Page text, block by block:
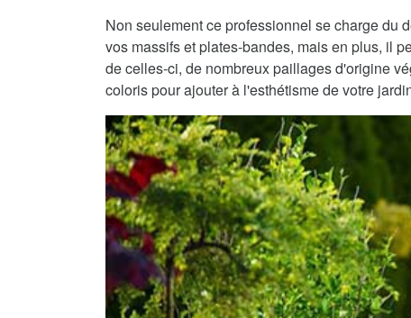
Non seulement ce professionnel se charge du
vos massifs et plates-bandes, mais en plus, il
de celles-ci, de nombreux paillages d'origine
coloris pour ajouter à l'esthétisme de votre